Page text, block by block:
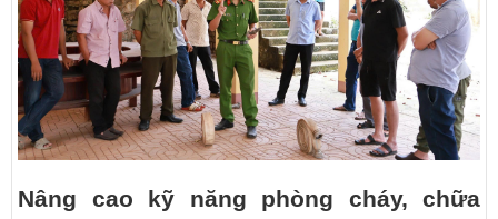
Nâng cao kỹ năng phòng cháy, chữa